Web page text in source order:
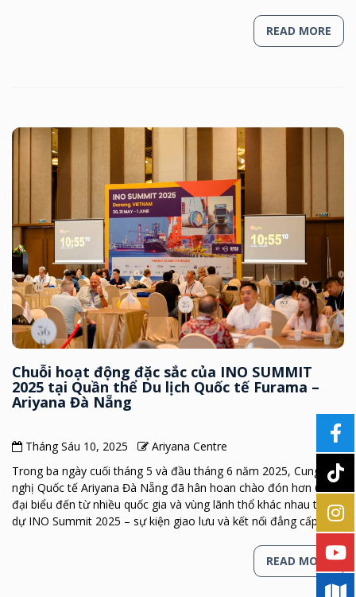
READ MORE
Chuỗi hoạt động đặc sắc của INO SUMMIT
2025 tại Quần thể Du lịch Quốc tế Furama –
Ariyana Đà Nẵng
Tháng Sáu 10, 2025
Ariyana Centre
Trong ba ngày cuối tháng 5 và đầu tháng 6 năm 2025, Cung Hội
nghị Quốc tế Ariyana Đà Nẵng đã hân hoan chào đón hơn 600
đại biểu đến từ nhiều quốc gia và vùng lãnh thổ khác nhau tham
dự INO Summit 2025 – sự kiện giao lưu và kết nối đẳng cấp […]
READ MORE